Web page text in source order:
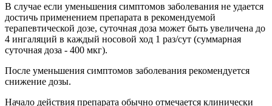
В случае если уменьшения симптомов заболевания не удается
достичь применением препарата в рекомендуемой
терапевтической дозе, суточная доза может быть увеличена до
4 ингаляций в каждый носовой ход 1 раз/сут (суммарная
суточная доза - 400 мкг).
После уменьшения симптомов заболевания рекомендуется
снижение дозы.
Начало действия препарата обычно отмечается клинически